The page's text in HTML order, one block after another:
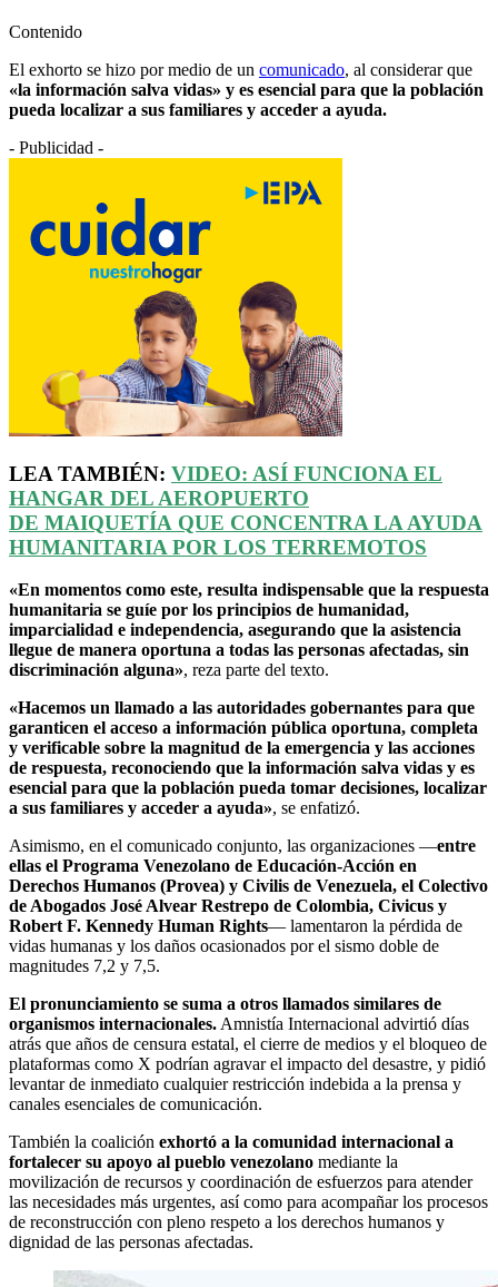
Contenido
El exhorto se hizo por medio de un comunicado, al considerar que
«la información salva vidas» y es esencial para que la población
pueda localizar a sus familiares y acceder a ayuda.
- Publicidad -
LEA TAMBIÉN: VIDEO: ASÍ FUNCIONA EL
HANGAR DEL AEROPUERTO
DE MAIQUETÍA QUE CONCENTRA LA AYUDA
HUMANITARIA POR LOS TERREMOTOS
«En momentos como este, resulta indispensable que la respuesta
humanitaria se guíe por los principios de humanidad,
imparcialidad e independencia, asegurando que la asistencia
llegue de manera oportuna a todas las personas afectadas, sin
discriminación alguna», reza parte del texto.
«Hacemos un llamado a las autoridades gobernantes para que
garanticen el acceso a información pública oportuna, completa
y verificable sobre la magnitud de la emergencia y las acciones
de respuesta, reconociendo que la información salva vidas y es
esencial para que la población pueda tomar decisiones, localizar
a sus familiares y acceder a ayuda», se enfatizó.
Asimismo, en el comunicado conjunto, las organizaciones —entre
ellas el Programa Venezolano de Educación-Acción en
Derechos Humanos (Provea) y Civilis de Venezuela, el Colectivo
de Abogados José Alvear Restrepo de Colombia, Civicus y
Robert F. Kennedy Human Rights— lamentaron la pérdida de
vidas humanas y los daños ocasionados por el sismo doble de
magnitudes 7,2 y 7,5.
El pronunciamiento se suma a otros llamados similares de
organismos internacionales. Amnistía Internacional advirtió días
atrás que años de censura estatal, el cierre de medios y el bloqueo de
plataformas como X podrían agravar el impacto del desastre, y pidió
levantar de inmediato cualquier restricción indebida a la prensa y
canales esenciales de comunicación.
También la coalición exhortó a la comunidad internacional a
fortalecer su apoyo al pueblo venezolano mediante la
movilización de recursos y coordinación de esfuerzos para atender
las necesidades más urgentes, así como para acompañar los procesos
de reconstrucción con pleno respeto a los derechos humanos y
dignidad de las personas afectadas.